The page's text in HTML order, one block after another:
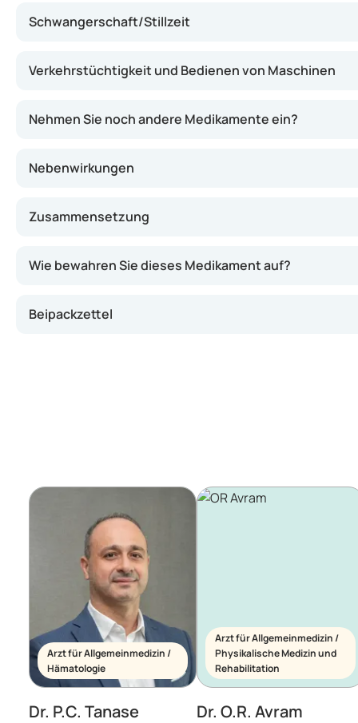
Schwangerschaft/Stillzeit
Verkehrstüchtigkeit und Bedienen von Maschinen
Nehmen Sie noch andere Medikamente ein?
Nebenwirkungen
Zusammensetzung
Wie bewahren Sie dieses Medikament auf?
Beipackzettel
Arzt für Allgemeinmedizin /
Hämatologie
Dr. P.C. Tanase
Arzt für Allgemeinmedizin /
Physikalische Medizin und
Rehabilitation
Dr. O.R. Avram